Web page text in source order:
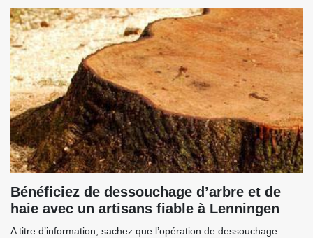
Bénéficiez de dessouchage d’arbre et de
haie avec un artisans fiable à Lenningen
A titre d’information, sachez que l’opération de dessouchage